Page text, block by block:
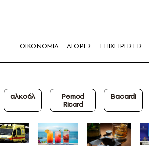
OIKONOMIA ΑΓΟΡΕΣ ΕΠΙΧΕΙΡΗΣΕΙΣ
αλκοόλ
Pernod
Ricard
Bacardi